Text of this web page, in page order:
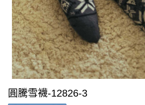
圓騰雪襪-12826-3